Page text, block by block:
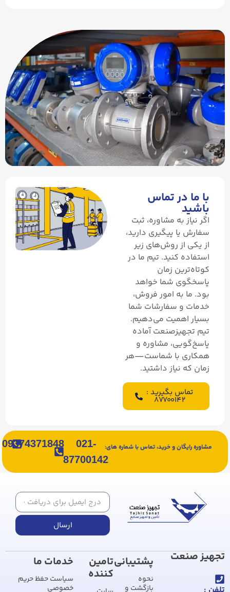
با ما در تماس
باشید
اگر نیاز به مشاوره، ثبت
سفارش یا پیگیری دارید،
از یکی از روش‌های زیر
استفاده کنید. تیم ما در
کوتاه‌ترین زمان
پاسخگوی شما خواهد
بود. ما به امور فروش،
خدمات و سفارشات شما
بسیار اهمیت می‌دهیم.
تیم تجهیز‌صنعت آماده
پاسخ‌گویی، مشاوره و
همکاری با شماست—هر
زمان که نیاز داشتید.
تماس بگیرید :
۸۷۷۰۰۱۴۲
مشاوره رایگان و خرید، تماس با شماره های:
021-
87700142
09374371848
ارسال
تجهیز صنعت پشتیبانی
نحوه
بازگشت و
تامین
کننده
خدمات ما
سیاست حفظ حریم
خصوصی